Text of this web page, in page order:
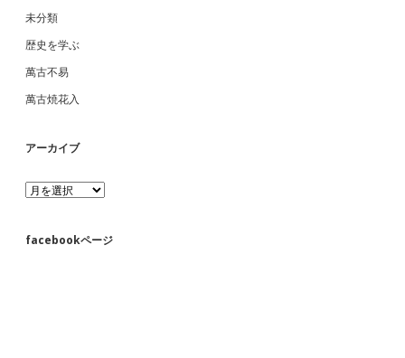
未分類
歴史を学ぶ
萬古不易
萬古焼花入
アーカイブ
ア
ー
イ
facebookページ